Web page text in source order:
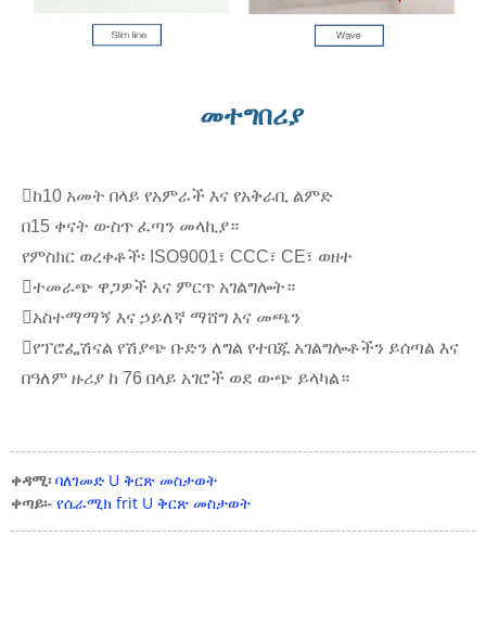
መተግበሪያ
ከ10 አመት በላይ የአምራች እና የአቅራቢ ልምድ
በ15 ቀናት ውስጥ ፈጣን መላኪያ።
የምስክር ወረቀቶች፡ ISO9001፣ CCC፣ CE፣ ወዘተ
ተመራጭ ዋጋዎች እና ምርጥ አገልግሎት።
አስተማማኝ እና ኃይለኛ ማሸግ እና መጫን
የፕሮፌሽናል የሽያጭ ቡድን ለግል የተበጁ አገልግሎቶችን ይሰጣል እና
በዓለም ዙሪያ ከ 76 በላይ አገሮች ወደ ውጭ ይላካል።
ቀዳሚ፡ ባለገመድ U ቅርጽ መስታወት
ቀጣይ፡- የሴራሚክ frit U ቅርጽ መስታወት